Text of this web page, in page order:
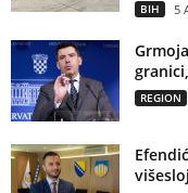
BIH 5
REGION